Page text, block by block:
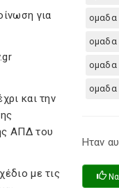
για
και την
ΑΠΔ του
με τις
ομαδα
ομαδα
ομαδα
ομαδα
Ηταν